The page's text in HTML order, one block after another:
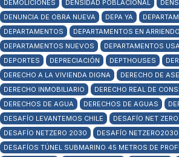
DEMOLICIONES
DENSIDAD POBLACIONAL
DENUNCIA DE OBRA NUEVA
DEPA YA
DEPARTAMENTOS
DEPARTAMENTOS EN ARRIENDO
DEPARTAMENTOS NUEVOS
DEPARTAMENTOS
DEPORTES
DEPRECIACIÓN DEPTHOUSES
DERECHO A LA VIVIENDA DIGNA
DERECHO DE
DERECHO INMOBILIARIO
DERECHO REAL DE
DERECHOS DE AGUA
DERECHOS DE AGUAS
DESAFÍO LEVANTEMOS CHILE
DESAFÍO NET
DESAFÍO NETZERO 2030
DESAFÍO NETZERO2030
DESAFÍOS TÚNEL SUBMARINO 45 METROS DE